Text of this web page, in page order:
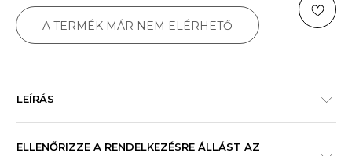
A TERMÉK MÁR NEM ELÉRHETŐ
LEÍRÁS
ELLENŐRIZZE A RENDELKEZÉSRE ÁLLÁST AZ